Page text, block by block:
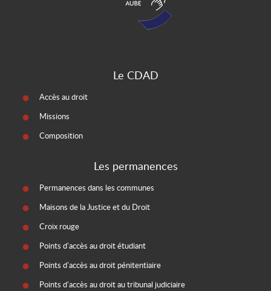
Le CDAD
Accès au droit
Missions
Composition
Les permanences
Permanences dans les communes
Maisons de la Justice et du Droit
Croix rouge
Points d'accès au droit étudiant
Points d'accès au droit pénitentiaire
Points d'accès au droit au tribunal judiciaire